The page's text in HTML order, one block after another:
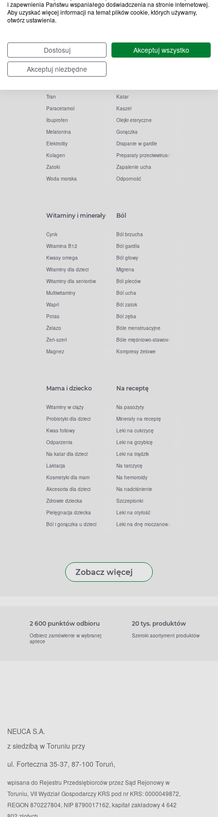
i zapewnienia Państwu wspaniałego doświadczenia na stronie internetowej.
Aby uzyskać więcej informacji na temat plików cookie, których używamy,
otwórz ustawienia.
Dostosuj
Akceptuj wszystko
Akceptuj niezbędne
Popularne zapytania
Witamina D
Witamina C
Tran
Paracetamol
Ibuprofen
Melatonina
Elektrolity
Kolagen
Zatoki
Woda morska
Przeziębienie i grypa
Katar
Kaszel
Olejki eteryczne
Gorączka
Drapanie w gardle
Preparaty przeciwwirusowe
Zapalenie ucha
Odporność
Witaminy i minerały
Cynk
Witamina B12
Kwasy omega
Witaminy dla dzieci
Witaminy dla seniorów
Multiwitaminy
Wapń
Potas
Żelazo
Żeń-szeń
Magnez
Ból
Ból brzucha
Ból gardła
Ból głowy
Migrena
Ból pleców
Ból ucha
Ból zatok
Ból zęba
Bóle menstruacyjne
Bóle mięśniowo-stawowe
Kompresy żelowe
Mama i dziecko
Witaminy w ciąży
Probiotyki dla dzieci
Kwas foliowy
Odparzenia
Na katar dla dzieci
Laktacja
Kosmetyki dla mam
Akcesoria dla dzieci
Zdrowie dziecka
Pielęgnacja dziecka
Ból i gorączka u dzieci
Na receptę
Na pasożyty
Minerały na receptę
Leki na cukrzycę
Leki na grzybicę
Leki na trądzik
Na tarczycę
Na hemoroidy
Na nadciśnienie
Szczepionki
Leki na otyłość
Leki na dnę moczanową
Zobacz więcej
2 600 punktów odbioru
Odbierz zamówienie w wybranej
aptece
20 tys. produktów
Szeroki asortyment produktów
NEUCA S.A.
z siedzibą w Toruniu przy
ul. Forteczna 35-37, 87-100 Toruń,
wpisana do Rejestru Przedsiębiorców przez Sąd Rejonowy w
Toruniu, VII Wydział Gospodarczy KRS pod nr KRS: 0000049872,
REGON 870227804, NIP 8790017162, kapitał zakładowy 4 642